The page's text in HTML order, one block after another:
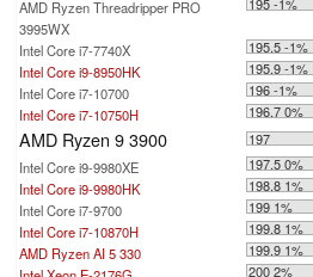
AMD Ryzen Threadripper PRO
3995WX
Intel Core i7-7740X
195.5 -1%
Intel Core i9-8950HK
195.9 -1%
Intel Core i7-10700
196 -1%
Intel Core i7-10750H
196.7 0%
AMD Ryzen 9 3900
197
Intel Core i9-9980XE
197.5 0%
Intel Core i9-9980HK
198.8 1%
Intel Core i7-9700
199 1%
Intel Core i7-10870H
199.8 1%
AMD Ryzen AI 5 330
199.9 1%
200 2%